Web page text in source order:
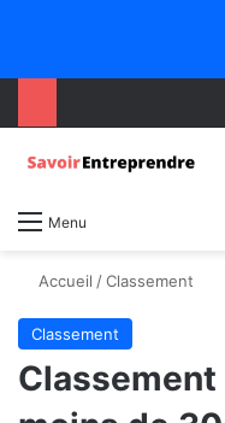
Menu
Accueil /Classement
Classement